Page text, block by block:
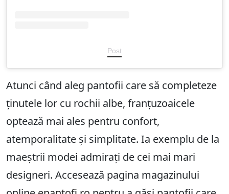
Post
Atunci când aleg pantofii care să completeze
ținutele lor cu rochii albe, franțuzoaicele
optează mai ales pentru confort,
atemporalitate și simplitate. Ia exemplu de la
maeștrii modei admirați de cei mai mari
designeri. Accesează pagina magazinului